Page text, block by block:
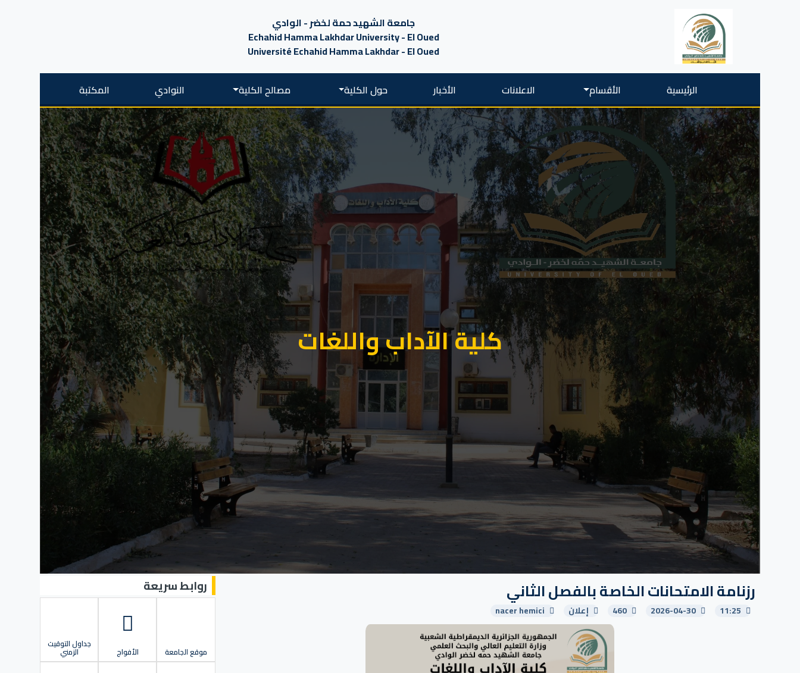
جامعة الشهيد حمة لخضر - الوادي
Echahid Hamma Lakhdar University - El Oued
Université Echahid Hamma Lakhdar - El Oued
الرئيسية الأقسام الاعلانات الأخبار حول الكلية مصالح الكلية النوادي المكتبة
كلية الآداب واللغات
رزنامة الامتحانات الخاصة بالفصل الثاني
11:25
2026-04-30
460 إعلان nacer hemici
روابط سريعة
موقع الجامعة الأفواج
جداول التوقيت
الزمني